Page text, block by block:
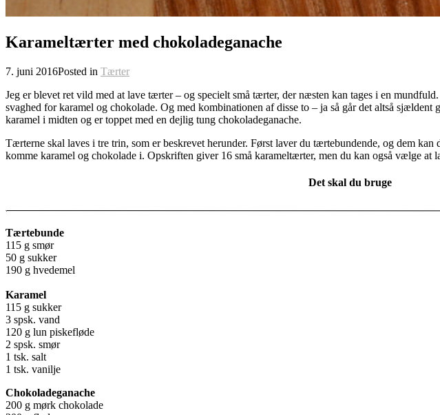
Karameltærter med chokoladeganache
7. juni 2016Posted in Tærter
Jeg er blevet ret vild med at lave tærter – og specielt små tærter, der næsten kan tages i en
svaghed for karamel og chokolade. Og med kombinationen af disse to – ja så går det altså
karamel i midten og er toppet med en dejlig tung chokoladeganache.
Tærterne skal laves i tre trin, som er beskrevet herunder. Først laver du tærtebundende, og dem
komme karamel og chokolade i. Opskriften giver 16 små karameltærter, men du kan også vælge at
Det skal du bruge
Tærtebunde
115 g smør
50 g sukker
190 g hvedemel
Karamel
115 g sukker
3 spsk. vand
120 g lun piskefløde
2 spsk. smør
1 tsk. salt
1 tsk. vanilje
Chokoladeganache
200 g mørk chokolade